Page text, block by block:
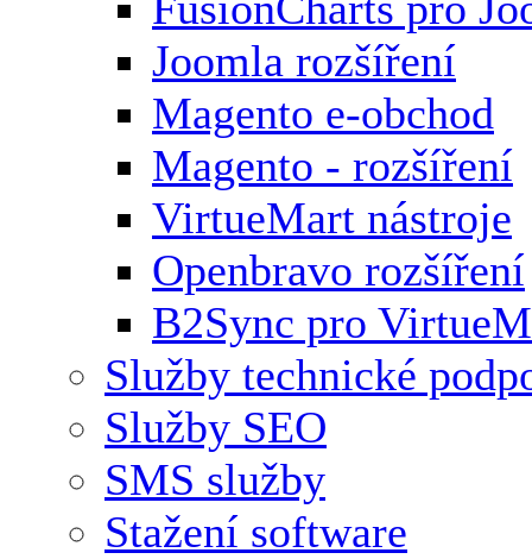
Joomla rozšíření
Magento e-obchod
Magento - rozšíření
VirtueMart nástroje
Openbravo rozšíření
B2Sync pro
Služby technické
Služby SEO
SMS služby
Stažení software